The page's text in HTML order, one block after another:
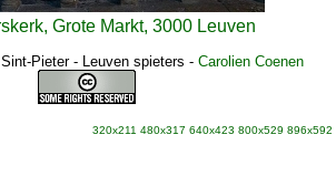
Grote Markt, 3000 Leuven
Pieter - Leuven spieters - Carolien Coenen
320x211 480x317 640x423 800x529 896x592